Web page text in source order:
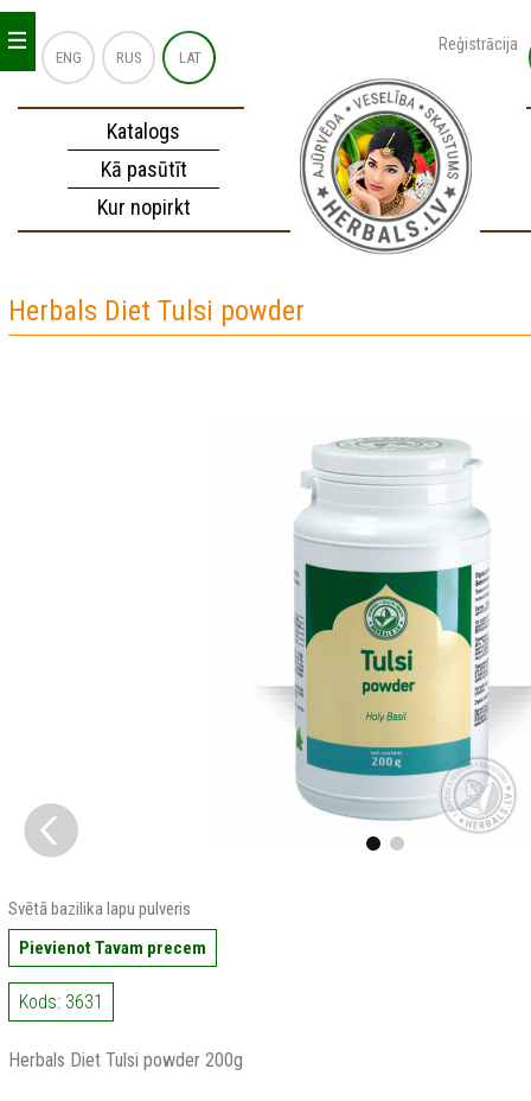
ENG RUS LAT
Reģistrācija
Katalogs
Kā pasūtīt
Kur nopirkt
_
_
_
Herbals Diet Tulsi powder
Svētā bazilika lapu pulveris
Pievienot Tavam precem
Kods: 3631
Herbals Diet Tulsi powder 200g